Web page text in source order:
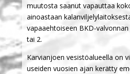
muutosta saanut vapauttaa
ainoastaan
vapaaehtoiseen BKD-
tai 2.
Karvianjoen vesistöalueella on
useiden vuosien ajan kerätty